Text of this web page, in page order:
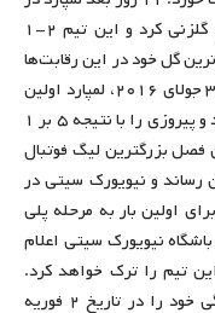
۲۹مین دقیقه بازی مقابل ونکوور وایت کپز، گلزنی کرد و این تیم ۲-۱
سریع‌ترین گل خود در این رقابت‌ها
را در برابر دی‌سی یونایتد به‌ثمر رساند. در ۳۱ جولای ۲۰۱۶، لمپارد اولین
بازیکن تیم نیویورک سیتی شد که هتریک کرد و پیروزی را با نتیجه ۵ بر ۱
فصل بزرگترین لیگ فوتبال
در ۱۹ بازی به پایان رساند و نیویورک سیتی در
اولین بار به مرحله پلی
جام صعود کرد. در ۱۴ نوامبر ۲۰۱۶، باشگاه نیویورک سیتی اعلام
تیم را ترک خواهد کرد.
لمپارد پس از رد چندین پیشنهاد، بازنشستگی خود را در تاریخ ۲ فوریه